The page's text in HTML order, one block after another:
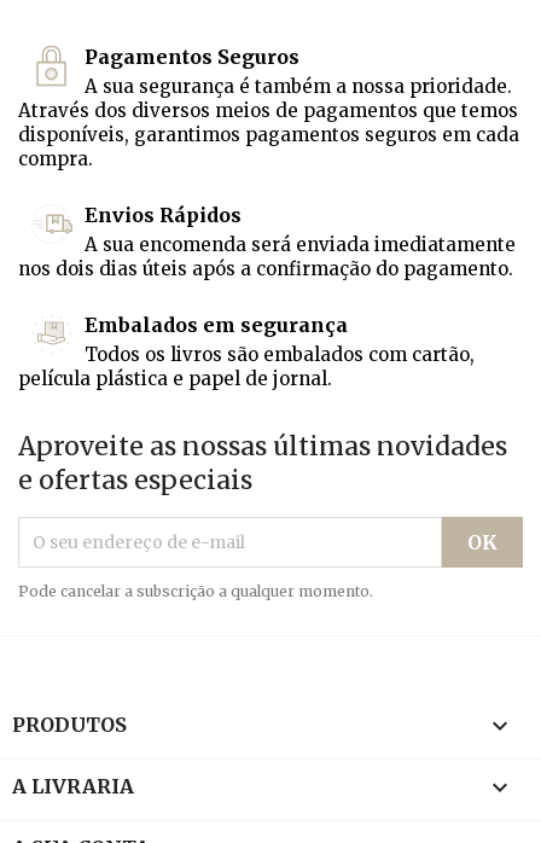
Pagamentos Seguros
A sua segurança é também a nossa prioridade.
Através dos diversos meios de pagamentos que temos
disponíveis, garantimos pagamentos seguros em cada
compra.
Envios Rápidos
A sua encomenda será enviada imediatamente
nos dois dias úteis após a confirmação do pagamento.
Embalados em segurança
Todos os livros são embalados com cartão,
película plástica e papel de jornal.
Aproveite as nossas últimas novidades
e ofertas especiais
Pode cancelar a subscrição a qualquer momento.
PRODUTOS 
A LIVRARIA 